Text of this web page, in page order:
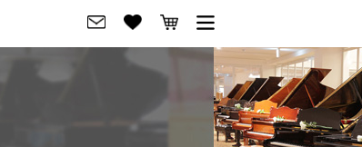
ご来店・試弾予約
ご来店・ご試弾予約